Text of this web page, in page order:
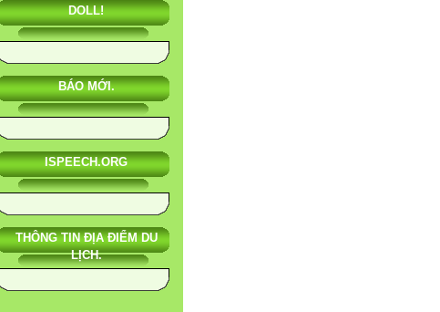
DOLL!
BÁO MỚI.
ISPEECH.ORG
THÔNG TIN ĐỊA ĐIỂM DU
LỊCH.